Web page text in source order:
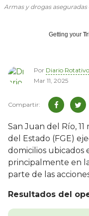
Armas y drogas
Getting your
Por Diario Rotativo
Mar 11, 2025
San Juan del Río, 11
del Estado (FGE)
domicilios ubicados
principalmente en
parte de las
Resultados del